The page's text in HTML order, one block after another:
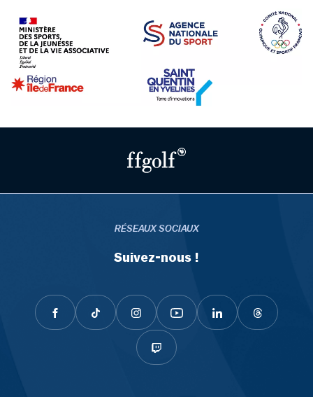
RÉSEAUX SOCIAUX
Suivez-nous !